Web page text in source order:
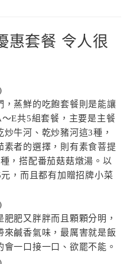
惠套餐 令人很
，蒸鮮的吃飽套餐則是能讓
E共5組套餐，主要是主餐
牛河、乾炒豬河這3種，
者的選擇，則有素食菩提
，搭配番茄菇菇燉湯。以
，而且都有加贈招牌小菜
肥又胖胖而且顆顆分明，
鹹香氣味，最厲害就是飯
一口接一口、欲罷不能。